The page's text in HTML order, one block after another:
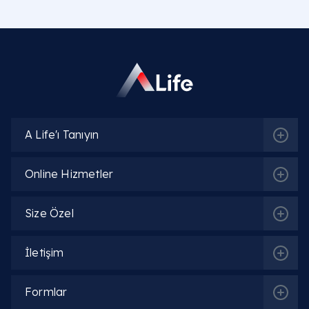
avantajları nelerdir?
Fistül ameliyatı sonrası iltihap normal midir?
Diyaliz fistül ve arteriovenöz fistül nedir?
Vajinal fistül belirtileri nelerdir?
Oroantral fistül nedir?
A Life'ı Tanıyın
Online Hizmetler
Size Özel
İletişim
Formlar